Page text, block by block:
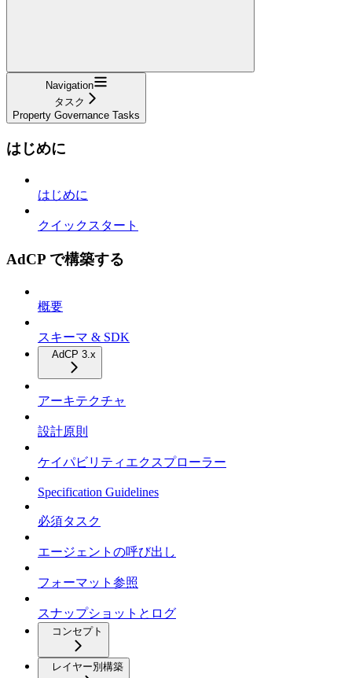
Navigation
タスク
Property Governance Tasks
はじめに
はじめに
クイックスタート
AdCP で構築する
概要
スキーマ & SDK
AdCP 3.x
アーキテクチャ
設計原則
ケイパビリティエクスプローラー
Specification Guidelines
必須タスク
エージェントの呼び出し
フォーマット参照
スナップショットとログ
コンセプト
レイヤー別構築